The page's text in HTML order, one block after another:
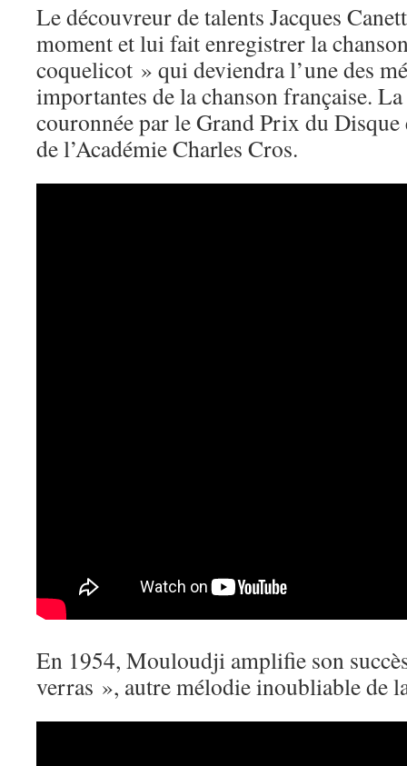
Le découvreur de talents Jacques
moment et lui fait enregistrer la
coquelicot » qui deviendra l’une des
importantes de la chanson française.
couronnée par le Grand Prix du
de l’Académie Charles Cros.
En 1954, Mouloudji amplifie son
verras », autre mélodie inoubliable de